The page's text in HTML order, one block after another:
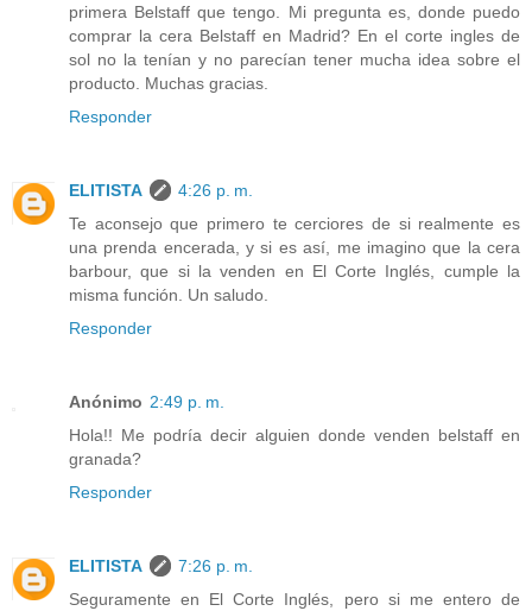
primera Belstaff que tengo. Mi pregunta es, donde puedo
comprar la cera Belstaff en Madrid? En el corte ingles de
sol no la tenían y no parecían tener mucha idea sobre el
producto. Muchas gracias.
Responder
ELITISTA
4:26 p. m.
Te aconsejo que primero te cerciores de si realmente es
una prenda encerada, y si es así, me imagino que la cera
barbour, que si la venden en El Corte Inglés, cumple la
misma función. Un saludo.
Responder
Anónimo 2:49 p. m.
Hola!! Me podría decir alguien donde venden belstaff en
granada?
Responder
ELITISTA
7:26 p. m.
Seguramente en El Corte Inglés, pero si me entero de